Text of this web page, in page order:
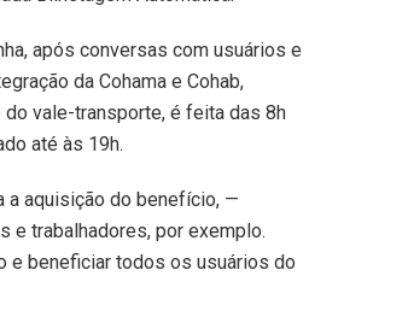
após conversas com usuários e
da Cohama e Cohab,
vale-transporte, é feita das 8h
até às 19h.
a aquisição do benefício, —
e trabalhadores, por exemplo.
e beneficiar todos os usuários do